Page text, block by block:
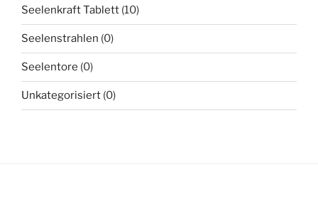
Seelenkraft Tablett (10)
Seelenstrahlen (0)
Seelentore (0)
Unkategorisiert (0)